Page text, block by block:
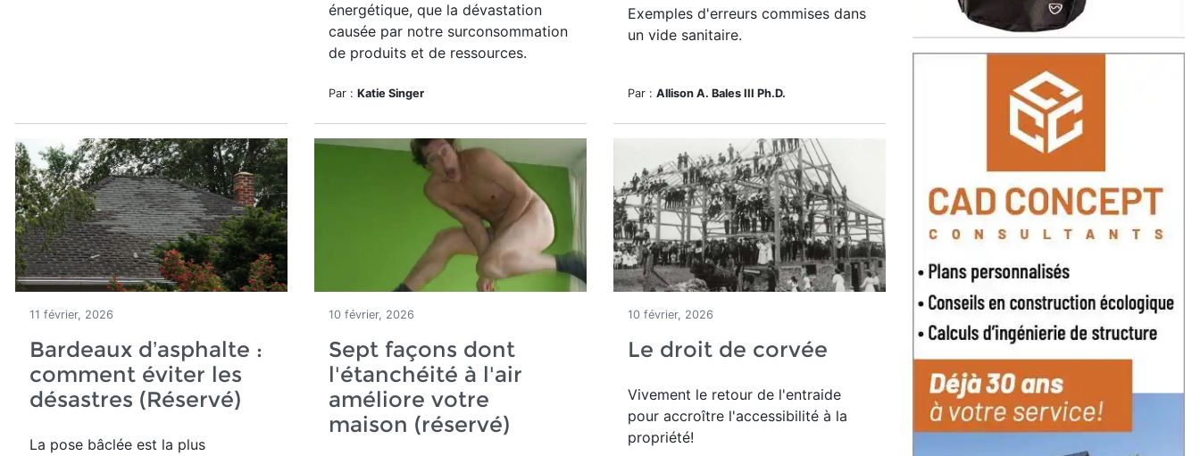
énergétique, que la dévastation
causée par notre surconsommation
de produits et de ressources.
Par : Katie Singer
Exemples d'erreurs commises dans
un vide sanitaire.
Par : Allison A. Bales III Ph.D.
11 février, 2026
Bardeaux d’asphalte :
comment éviter les
désastres (Réservé)
La pose bâclée est la plus
10 février, 2026
Sept façons dont
l'étanchéité à l'air
améliore votre
maison (réservé)
10 février, 2026
Le droit de corvée
Vivement le retour de l'entraide
pour accroître l'accessibilité à la
propriété!